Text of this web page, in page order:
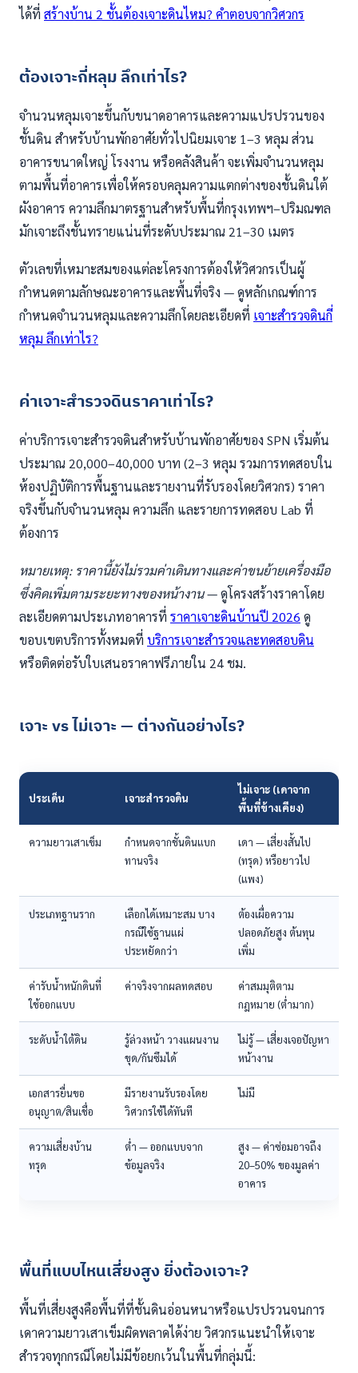
ได้ที่ สร้างบ้าน 2 ชั้นต้องเจาะดินไหม? คำตอบจากวิศวกร
ต้องเจาะกี่หลุม ลึกเท่าไร?
จำนวนหลุมเจาะขึ้นกับขนาดอาคารและความแปรปรวนของ
ชั้นดิน สำหรับบ้านพักอาศัยทั่วไปนิยมเจาะ 1–3 หลุม ส่วน
อาคารขนาดใหญ่ โรงงาน หรือคลังสินค้า จะเพิ่มจำนวนหลุม
ตามพื้นที่อาคารเพื่อให้ครอบคลุมความแตกต่างของชั้นดินใต้
ผังอาคาร ความลึกมาตรฐานสำหรับพื้นที่กรุงเทพฯ–ปริมณฑล
มักเจาะถึงชั้นทรายแน่นที่ระดับประมาณ 21–30 เมตร
ตัวเลขที่เหมาะสมของแต่ละโครงการต้องให้วิศวกรเป็นผู้
กำหนดตามลักษณะอาคารและพื้นที่จริง — ดูหลักเกณฑ์การ
กำหนดจำนวนหลุมและความลึกโดยละเอียดที่ เจาะสำรวจดินกี่
หลุม ลึกเท่าไร?
ค่าเจาะสำรวจดินราคาเท่าไร?
ค่าบริการเจาะสำรวจดินสำหรับบ้านพักอาศัยของ SPN เริ่มต้น
ประมาณ 20,000–40,000 บาท (2–3 หลุม รวมการทดสอบใน
ห้องปฏิบัติการพื้นฐานและรายงานที่รับรองโดยวิศวกร) ราคา
จริงขึ้นกับจำนวนหลุม ความลึก และรายการทดสอบ Lab ที่
ต้องการ
หมายเหตุ: ราคานี้ยังไม่รวมค่าเดินทางและค่าขนย้ายเครื่องมือ
ซึ่งคิดเพิ่มตามระยะทางของหน้างาน— ดูโครงสร้างราคาโดย
ละเอียดตามประเภทอาคารที่ ราคาเจาะดินบ้านปี 2026 ดู
ขอบเขตบริการทั้งหมดที่ บริการเจาะสำรวจและทดสอบดิน
หรือติดต่อรับใบเสนอราคาฟรีภายใน 24 ชม.
เจาะ vs ไม่เจาะ — ต่างกันอย่างไร?
ประเด็น เจาะสำรวจดิน
ไม่เจาะ (เดาจาก
พื้นที่ข้างเคียง)
ความยาวเสาเข็ม
กำหนดจากชั้นดินแบก
ทานจริง
เดา — เสี่ยงสั้นไป
(ทรุด) หรือยาวไป
(แพง)
ประเภทฐานราก
เลือกได้เหมาะสม บาง
กรณีใช้ฐานแผ่
ประหยัดกว่า
ต้องเผื่อความ
ปลอดภัยสูง ต้นทุน
เพิ่ม
ค่ารับน้ำหนักดินที่
ใช้ออกแบบ
ค่าจริงจากผลทดสอบ
ค่าสมมุติตาม
กฎหมาย (ต่ำมาก)
ระดับน้ำใต้ดิน
รู้ล่วงหน้า วางแผนงาน
ขุด/กันซึมได้
ไม่รู้ — เสี่ยงเจอปัญหา
หน้างาน
เอกสารยื่นขอ
อนุญาต/สินเชื่อ
มีรายงานรับรองโดย
วิศวกรใช้ได้ทันที
ไม่มี
ความเสี่ยงบ้าน
ทรุด
ต่ำ — ออกแบบจาก
ข้อมูลจริง
สูง — ค่าซ่อมอาจถึง
20–50% ของมูลค่า
อาคาร
พื้นที่แบบไหนเสี่ยงสูง ยิ่งต้องเจาะ?
พื้นที่เสี่ยงสูงคือพื้นที่ที่ชั้นดินอ่อนหนาหรือแปรปรวนจนการ
เดาความยาวเสาเข็มผิดพลาดได้ง่าย วิศวกรแนะนำให้เจาะ
สำรวจทุกกรณีโดยไม่มีข้อยกเว้นในพื้นที่กลุ่มนี้: